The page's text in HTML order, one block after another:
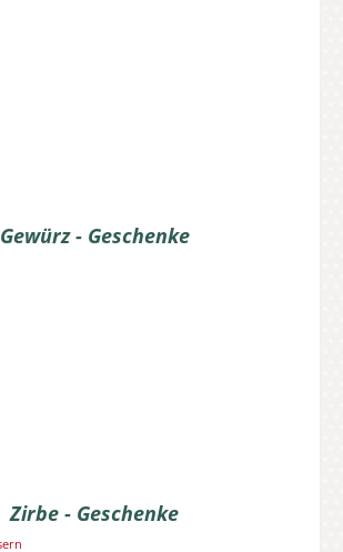
Gewürz - Geschenke
Zirbe - Geschenke